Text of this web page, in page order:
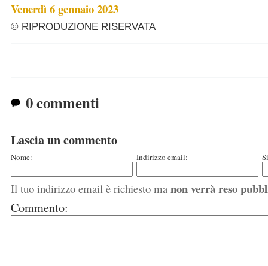
Venerdì 6 gennaio 2023
© RIPRODUZIONE RISERVATA
0 commenti
Lascia un commento
Nome: Indirizzo email:
Il tuo indirizzo email è richiesto ma non verrà reso
Commento: